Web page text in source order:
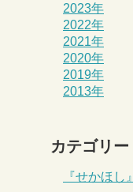
2023年
2022年
2021年
2020年
2019年
2013年
カテゴリー
『せかほし』